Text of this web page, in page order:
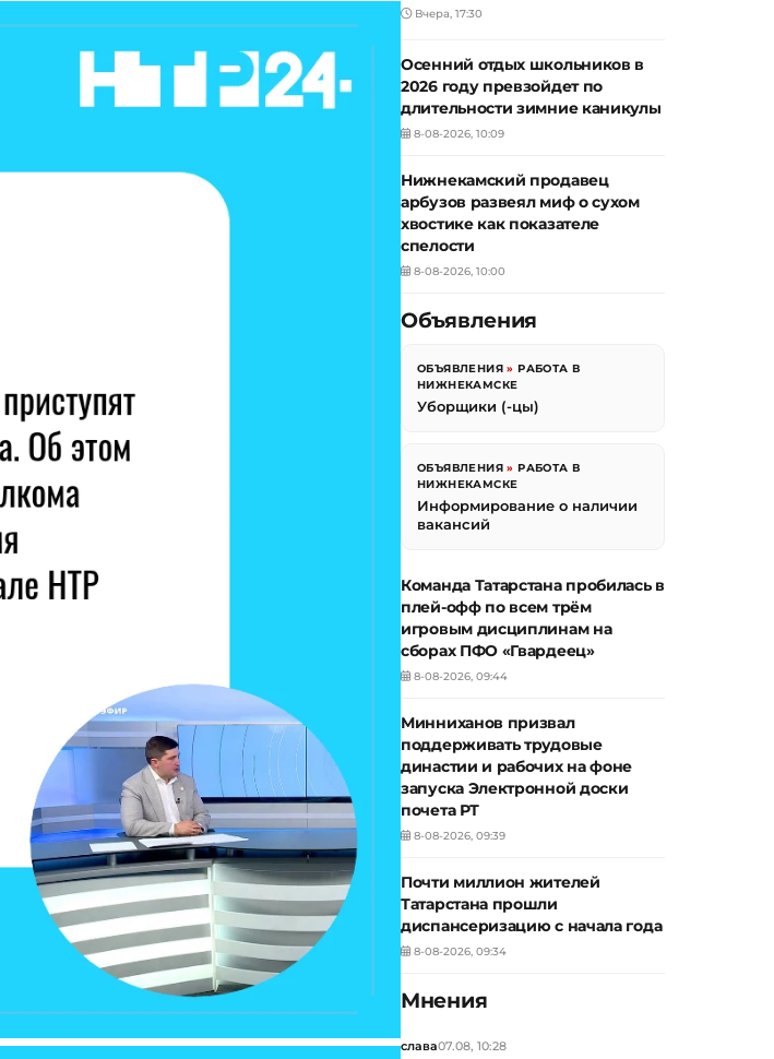
Вчера, 17:30
Осенний отдых школьников в
2026 году превзойдет по
длительности зимние каникулы
8-08-2026, 10:09
Нижнекамский продавец
арбузов развеял миф о сухом
хвостике как показателе
спелости
8-08-2026, 10:00
Объявления
ОБЪЯВЛЕНИЯ »РАБОТА В
НИЖНЕКАМСКЕ
Уборщики (-цы)
ОБЪЯВЛЕНИЯ »РАБОТА В
НИЖНЕКАМСКЕ
Информирование о наличии
вакансий
Команда Татарстана пробилась в
плей-офф по всем трём
игровым дисциплинам на
сборах ПФО «Гвардеец»
8-08-2026, 09:44
Минниханов призвал
поддерживать трудовые
династии и рабочих на фоне
запуска Электронной доски
почета РТ
8-08-2026, 09:39
Почти миллион жителей
Татарстана прошли
диспансеризацию с начала года
8-08-2026, 09:34
Мнения
слава07.08, 10:28